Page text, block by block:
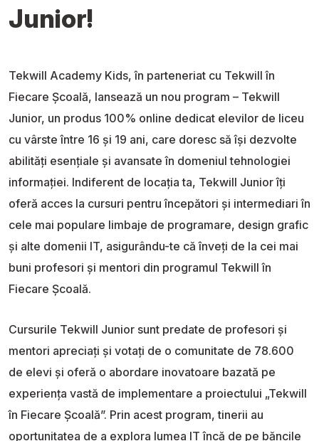
Junior!
Tekwill Academy Kids, în parteneriat cu Tekwill în
Fiecare Școală, lansează un nou program – Tekwill
Junior, un produs 100% online dedicat elevilor de liceu
cu vârste între 16 și 19 ani, care doresc să își dezvolte
abilități esențiale și avansate în domeniul tehnologiei
informației. Indiferent de locația ta, Tekwill Junior îți
oferă acces la cursuri pentru începători și intermediari în
cele mai populare limbaje de programare, design grafic
și alte domenii IT, asigurându-te că înveți de la cei mai
buni profesori și mentori din programul Tekwill în
Fiecare Școală.
Cursurile Tekwill Junior sunt predate de profesori și
mentori apreciați și votați de o comunitate de 78.600
de elevi și oferă o abordare inovatoare bazată pe
experiența vastă de implementare a proiectului „Tekwill
în Fiecare Școală”. Prin acest program, tinerii au
oportunitatea de a explora lumea IT încă de pe băncile